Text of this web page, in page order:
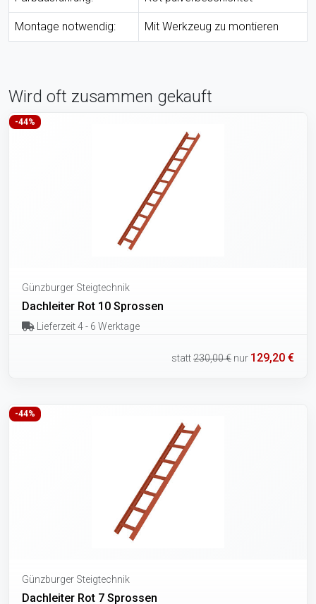
Montage notwendig: Mit Werkzeug zu montieren
Wird oft zusammen gekauft
-44%
Günzburger Steigtechnik
Dachleiter Rot 10 Sprossen
Lieferzeit 4 - 6 Werktage
statt230,00 € nur 129,20 €
-44%
Günzburger Steigtechnik
Dachleiter Rot 7 Sprossen